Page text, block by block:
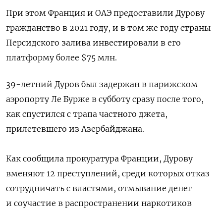
При этом Франция и ОАЭ предоставили Дурову
гражданство в 2021 году, и в том же году страны
Персидского залива инвестировали в его
платформу более $75 млн.
39-летний Дуров был задержан в парижском
аэропорту Ле Бурже в субботу сразу после того,
как спустился с трапа частного джета,
прилетевшего из Азербайджана.
Как сообщила прокуратура Франции, Дурову
вменяют 12 преступлений, среди которых отказ
сотрудничать с властями, отмывание денег
и соучастие в распространении наркотиков